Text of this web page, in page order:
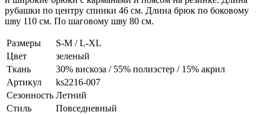
рубашки по центру спинки 46 см. Длина брюк по боковому
шву 110 см. По шаговому шву 80 см.
Размеры
S-M / L-XL
Цвет
зеленый
Ткань
30% вискоза / 55% полиэстер / 15% акрил
Артикул
ks2216-007
Сезонность Летний
Стиль
Повседневный